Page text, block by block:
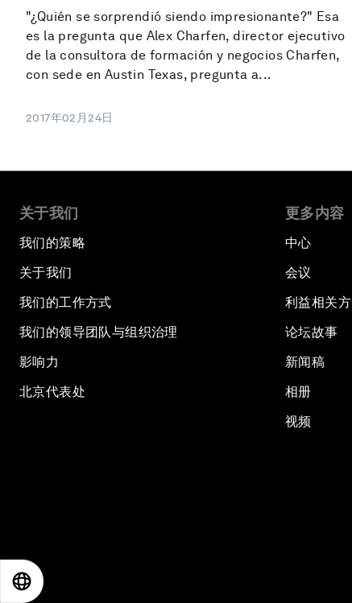
"¿Quién se sorprendió siendo impresionante?" Esa
es la pregunta que Alex Charfen, director ejecutivo
de la consultora de formación y negocios Charfen,
con sede en Austin Texas, pregunta a...
2017年02月24日
关于我们
我们的策略
关于我们
我们的工作方式
我们的领导团队与组织治理
影响力
北京代表处
更多内容
中心
会议
利益相关方
论坛故事
新闻稿
相册
视频